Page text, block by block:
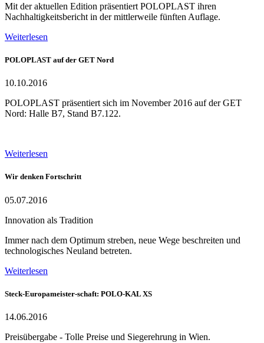
Mit der aktuellen Edition präsentiert POLOPLAST ihren
Nachhaltigkeitsbericht in der mittlerweile fünften Auflage.
Weiterlesen
POLOPLAST auf der GET Nord
10.10.2016
POLOPLAST präsentiert sich im November 2016 auf der GET
Nord: Halle B7, Stand B7.122.
Weiterlesen
Wir denken Fortschritt
05.07.2016
Innovation als Tradition
Immer nach dem Optimum streben, neue Wege beschreiten und
technologisches Neuland betreten.
Weiterlesen
Steck-Europameister-schaft: POLO-KAL XS
14.06.2016
Preisübergabe - Tolle Preise und Siegerehrung in Wien.